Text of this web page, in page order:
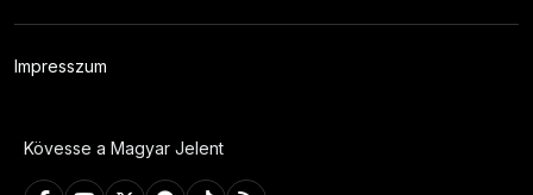
Impresszum
Kövesse a Magyar Jelent